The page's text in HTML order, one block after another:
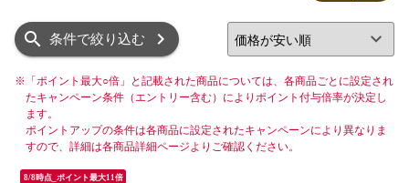
条件で絞り込む
※ 「ポイント最大○倍」と記載された商品については、各商品ごとに設定され
たキャンペーン条件（エントリー含む）によりポイント付与倍率が決定し
ます。
ポイントアップの条件は各商品に設定されたキャンペーンにより異なりま
すので、詳細は各商品詳細ページよりご確認ください。
8/8時点_ポイント最大11倍